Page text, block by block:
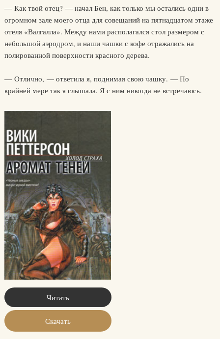
— Как твой отец? — начал Бен, как только мы остались одни в
огромном зале моего отца для совещаний на пятнадцатом этаже
отеля «Валгалла». Между нами располагался стол размером с
небольшой аэродром, и наши чашки с кофе отражались на
полированной поверхности красного дерева.
— Отлично, — ответила я, поднимая свою чашку. — По
крайней мере так я слышала. Я с ним никогда не встречаюсь.
Читать
Скачать